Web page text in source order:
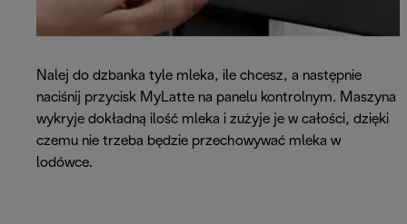
Nalej do dzbanka tyle mleka, ile chcesz, a następnie
naciśnij przycisk MyLatte na panelu kontrolnym. Maszyna
wykryje dokładną ilość mleka i zużyje je w całości, dzięki
czemu nie trzeba będzie przechowywać mleka w
lodówce.